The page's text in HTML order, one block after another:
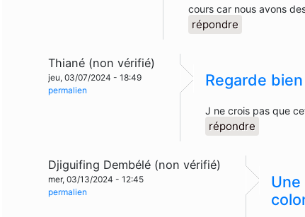
cours car nous avons
répondre
Thiané (non vérifié)
jeu, 03/07/2024 - 18:49
permalien
Regarde bien
J ne crois pas que
répondre
Djiguifing Dembélé (non vérifié)
mer, 03/13/2024 - 12:45
permalien